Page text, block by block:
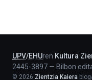
UPV/EHUren Kultura
2445-3897 — Bilbon
© 2026 Zientzia Kaiera